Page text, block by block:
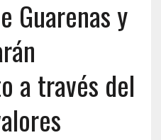
Guarenas y
a través del